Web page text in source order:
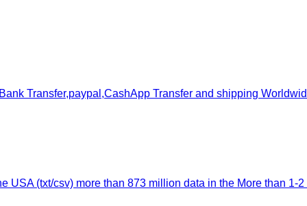
Transfer,paypal,CashApp Transfer and shipping
USA (txt/csv) more than 873 million data in the More than 1-2